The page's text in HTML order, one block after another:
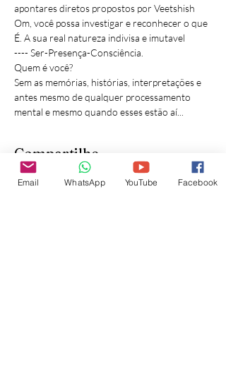
apontares diretos propostos por Veetshish
Om, você possa investigar e reconhecer o que
É. A sua real natureza indivisa e imutavel
---- Ser-Presença-Consciência.
Quem é você?
Sem as memórias, histórias, interpretações e
antes mesmo de qualquer processamento
mental e mesmo quando esses estão aí...
Compartilhe
Email WhatsApp YouTube Facebook